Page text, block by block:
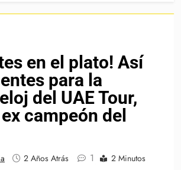
en el plato! Así
para la
del UAE Tour,
campeón del
2 Años Atrás 1 2 Minutos